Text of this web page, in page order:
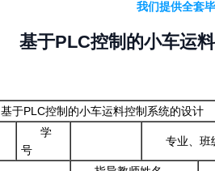
我们提供全套
基于PLC控制的小车运
基于PLC控制的小车运料控制系统的设计
学
号
专业、班